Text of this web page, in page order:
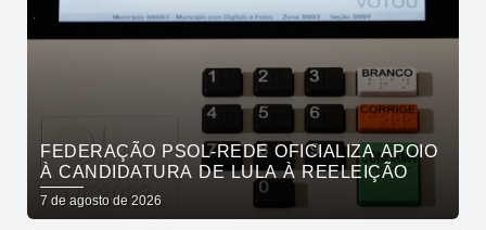
FEDERAÇÃO PSOL-REDE OFICIALIZA APOIO
À CANDIDATURA DE LULA À REELEIÇÃO
7 de agosto de 2026